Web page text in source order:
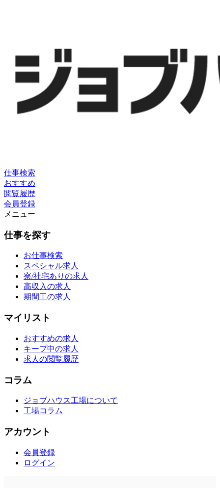
仕事検索
おすすめ
閲覧履歴
会員登録
メニュー
仕事を探す
お仕事検索
スペシャル求人
寮/社宅ありの求人
高収入の求人
期間工の求人
マイリスト
おすすめの求人
キープ中の求人
求人の閲覧履歴
コラム
ジョブハウス工場について
工場コラム
アカウント
会員登録
ログイン